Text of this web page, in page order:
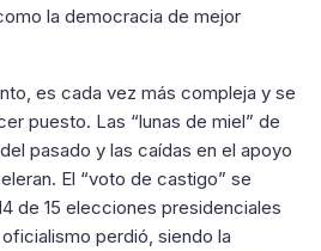
la democracia de mejor
es cada vez más compleja y se
puesto. Las “lunas de miel” de
pasado y las caídas en el apoyo
El “voto de castigo” se
de 15 elecciones presidenciales
perdió, siendo la